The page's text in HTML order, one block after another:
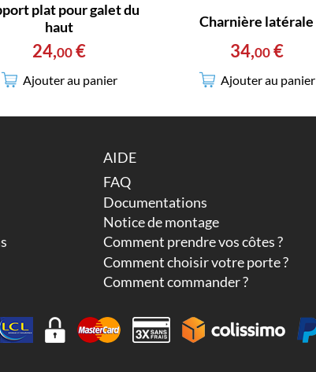
plat pour galet du
haut
24,00€
Ajouter au panier
Charnière latérale
34,00€
Ajouter au panier
AIDE
FAQ
Documentations
Notice de montage
Comment prendre vos côtes ?
Comment choisir votre porte ?
Comment commander ?